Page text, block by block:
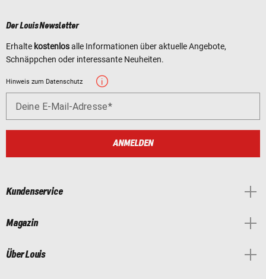
Der Louis Newsletter
Erhalte kostenlosalle Informationen über aktuelle Angebote,
Schnäppchen oder interessante Neuheiten.
Hinweis zum Datenschutz
Deine E-Mail-Adresse
ANMELDEN
Kundenservice
Magazin
Über Louis